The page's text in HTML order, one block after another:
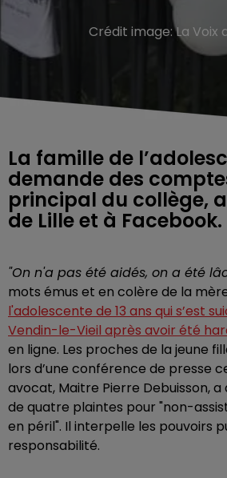
Crédit image:La Voix
La famille de
demande des
principal du collège,
de Lille et à Facebook.
"On n'a pas été aidés, on a été
mots émus et en colère de la
l'adolescente de 13 ans qui s’est
Vendin-le-Vieil après avoir été
en ligne. Les proches de la jeune
lors d’une conférence de presse
avocat, Maitre Pierre Debuisson,
de quatre plaintes pour "non-
en péril". Il interpelle les pouvoirs
responsabilité.